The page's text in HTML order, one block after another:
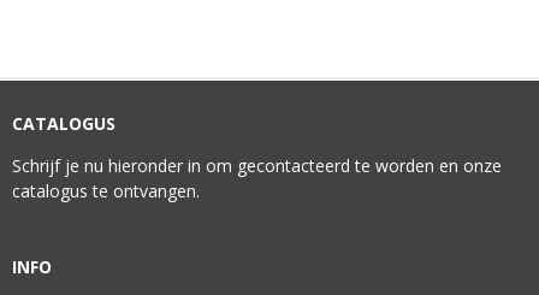
CATALOGUS
Schrijf je nu hieronder in om gecontacteerd te worden en onze
catalogus te ontvangen.
INFO